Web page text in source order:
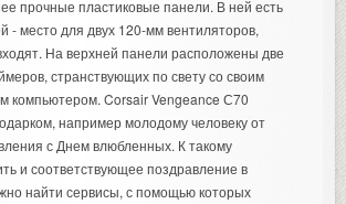
прочные пластиковые панели. В ней есть
- место для двух 120-мм вентиляторов,
На верхней панели расположены две
странствующих по свету со своим
компьютером. Corsair Vengeance С70
например молодому человеку от
с Днем влюбленных. К такому
и соответствующее поздравление в
найти сервисы, с помощью которых